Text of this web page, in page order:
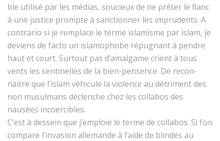
ble util­isé par les médias, soucieux de ne prêter le flanc
à une jus­tice prompte à sanc­tion­ner les impru­dents. A
con­trario si je rem­place le terme islamisme par islam, je
deviens de fac­to un islam­o­phobe répug­nant à pen­dre
haut et court. Surtout pas d’a­mal­game cri­ent à tous
vents les sen­tinelles de la bien-pensence. De recon­
naitre que l’is­lam véhicule la vio­lence au détri­ment des
non musul­mans déclenche chez les col­la­bos des
nausées incoercibles.
C’est à des­sein que j’emploie le terme de col­la­bos. Si l’on
com­pare l’in­va­sion alle­mande à l’aide de blind­és au